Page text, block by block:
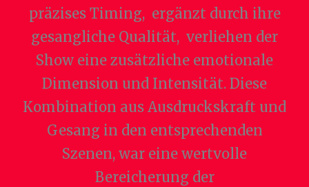
präzises Timing, ergänzt durch ihre
gesangliche Qualität, verliehen der
Show eine zusätzliche emotionale
Dimension und Intensität. Diese
Kombination aus Ausdruckskraft und
Gesang in den entsprechenden
Szenen, war eine wertvolle
Bereicherung der